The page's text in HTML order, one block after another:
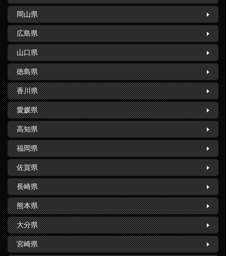
岡山県
広島県
山口県
徳島県
香川県
愛媛県
高知県
福岡県
佐賀県
長崎県
熊本県
大分県
宮崎県